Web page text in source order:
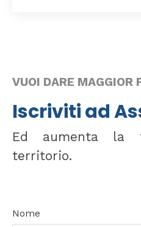
VUOI DARE MAGGIOR
Iscriviti ad
Ed aumenta la
territorio.
Nome